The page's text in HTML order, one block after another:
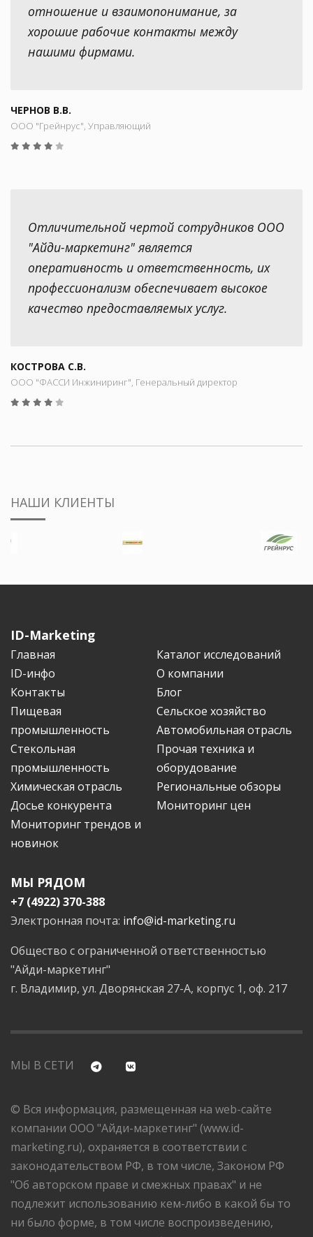
отношение и взаимопонимание, за
хорошие рабочие контакты между
нашими фирмами.
ЧЕРНОВ В.В.
ООО "Грейнрус", Управляющий
Отличительной чертой сотрудников ООО
"Айди-маркетинг" является
оперативность и ответственность, их
профессионализм обеспечивает высокое
качество предоставляемых услуг.
КОСТРОВА С.В.
ООО "ФАССИ Инжиниринг", Генеральный директор
НАШИ КЛИЕНТЫ
ID-Marketing
Главная
Каталог исследований
ID-инфо
О компании
Контакты
Блог
Пищевая
промышленность
Сельское хозяйство
Автомобильная отрасль
Стекольная
промышленность
Прочая техника и
оборудование
Химическая отрасль
Региональные обзоры
Досье конкурента
Мониторинг цен
Мониторинг трендов и
новинок
МЫ РЯДОМ
+7 (4922) 370-388
Электронная почта: info@id-marketing.ru
Общество с ограниченной ответственностью
"Айди-маркетинг"
г. Владимир, ул. Дворянская 27-А, корпус 1, оф. 217
МЫ В СЕТИ
© Вся информация, размещенная на web-сайте
компании ООО "Айди-маркетинг" (www.id-
marketing.ru), охраняется в соответствии с
законодательством РФ, в том числе, Законом РФ
"Об авторском праве и смежных правах" и не
подлежит использованию кем-либо в какой бы то
ни было форме, в том числе воспроизведению,